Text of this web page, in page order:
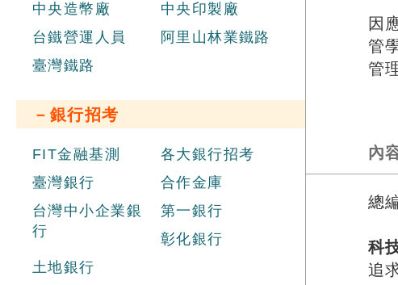
中央造幣廠
中央印製廠
台鐵營運人員
阿里山林業鐵路
臺灣鐵路
－銀行招考
FIT金融基測
各大銀行招考
臺灣銀行
合作金庫
台灣中小企業銀
行
第一銀行
彰化銀行
土地銀行
因
管
管
內
總
科
追